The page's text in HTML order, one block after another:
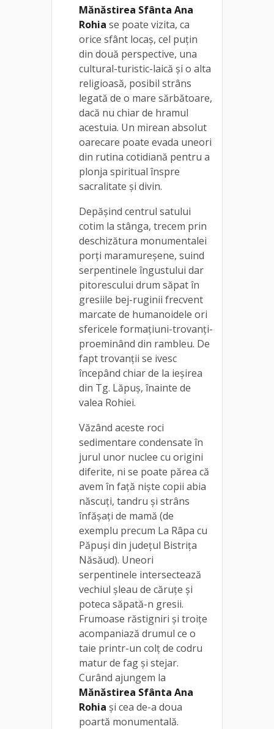
Mănăstirea Sfânta Ana
Rohia se poate vizita, ca
orice sfânt locaş, cel puţin
din două perspective, una
cultural-turistic-laică şi o alta
religioasă, posibil strâns
legată de o mare sărbătoare,
dacă nu chiar de hramul
acestuia. Un mirean absolut
oarecare poate evada uneori
din rutina cotidiană pentru a
plonja spiritual înspre
sacralitate și divin.
Depăşind centrul satului
cotim la stânga, trecem prin
deschizătura monumentalei
porţi maramureşene, suind
serpentinele îngustului dar
pitorescului drum săpat în
gresiile bej-ruginii frecvent
marcate de humanoidele ori
sfericele formaţiuni-trovanți-
proeminând din rambleu. De
fapt trovanţii se ivesc
începând chiar de la ieşirea
din Tg. Lăpuş, înainte de
valea Rohiei.
Văzând aceste roci
sedimentare condensate în
jurul unor nuclee cu origini
diferite, ni se poate părea că
avem în faţă nişte copii abia
născuţi, tandru şi strâns
înfăşaţi de mamă (de
exemplu precum La Râpa cu
Păpuşi din județul Bistrița
Năsăud). Uneori
serpentinele intersectează
vechiul şleau de căruţe şi
poteca săpată-n gresii.
Frumoase răstigniri şi troiţe
acompaniază drumul ce o
taie printr-un colţ de codru
matur de fag şi stejar.
Curând ajungem la
Mănăstirea Sfânta Ana
Rohia și cea de-a doua
poartă monumentală.